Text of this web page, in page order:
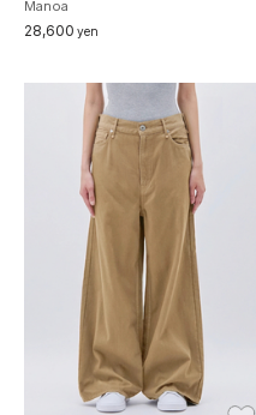
Manoa
28,600 yen